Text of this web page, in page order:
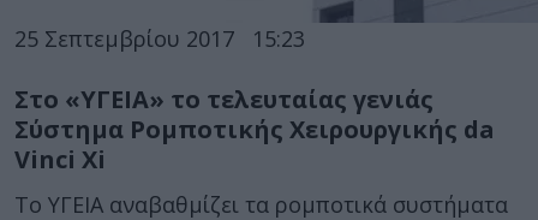
25 Σεπτεμβρίου 2017 15:23
Στο «ΥΓΕΙΑ» το τελευταίας γενιάς
Σύστημα Ρομποτικής Χειρουργικής da
Vinci Xi
Το ΥΓΕΙΑ αναβαθμίζει τα ρομποτικά συστήματα